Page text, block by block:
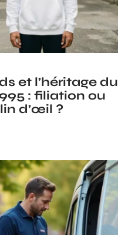
et l’héritage du
: filiation ou
d’œil ?